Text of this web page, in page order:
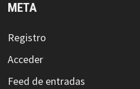
META
Registro
Acceder
Feed de entradas